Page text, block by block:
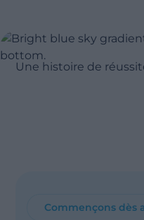
Une histoire de
Commençons dès